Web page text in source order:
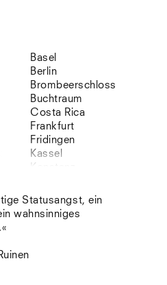
Basel
Berlin
Brombeerschloss
Buchtraum
Costa Rica
Frankfurt
Fridingen
Kassel
Lefkada
Leipzig
Statusangst, ein
wahnsinniges